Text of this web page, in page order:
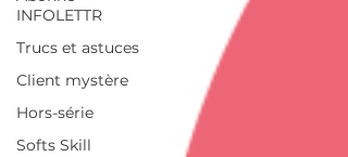
INFOLETTR
Trucs et astuces
Client mystère
Hors-série
Softs Skill